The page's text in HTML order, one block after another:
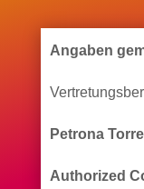
Angaben
Petrona
Authorized